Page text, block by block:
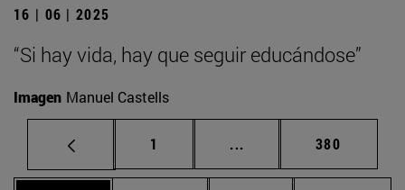
16 | 06 | 2025
“Si hay vida, hay que seguir educándose”
Imagen Manuel Castells
Página
1 ... Páginas intermedias
Página
380